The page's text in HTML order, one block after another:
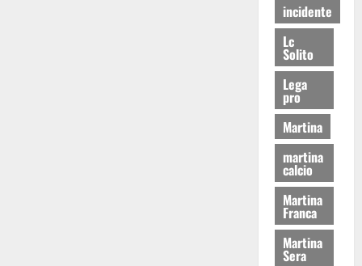
incidente
Lc
Solito
Lega
pro
Martina
martina
calcio
Martina
Franca
Martina
Sera